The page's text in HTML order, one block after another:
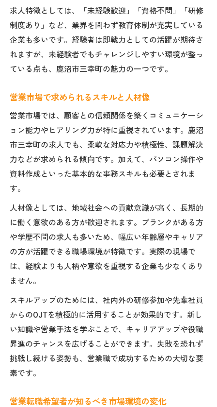
求人特徴としては、「未経験歓迎」「資格不問」「研修
制度あり」など、業界を問わず教育体制が充実している
企業も多いです。経験者は即戦力としての活躍が期待さ
れますが、未経験者でもチャレンジしやすい環境が整っ
ている点も、鹿沼市三幸町の魅力の一つです。
営業市場で求められるスキルと人材像
営業市場では、顧客との信頼関係を築くコミュニケーシ
ョン能力やヒアリング力が特に重視されています。鹿沼
市三幸町の求人でも、柔軟な対応力や積極性、課題解決
力などが求められる傾向です。加えて、パソコン操作や
資料作成といった基本的な事務スキルも必要とされま
す。
人材像としては、地域社会への貢献意識が高く、長期的
に働く意欲のある方が歓迎されます。ブランクがある方
や学歴不問の求人も多いため、幅広い年齢層やキャリア
の方が活躍できる職場環境が特徴です。実際の現場で
は、経験よりも人柄や意欲を重視する企業も少なくあり
ません。
スキルアップのためには、社内外の研修参加や先輩社員
からのOJTを積極的に活用することが効果的です。新し
い知識や営業手法を学ぶことで、キャリアアップや役職
昇進のチャンスを広げることができます。失敗を恐れず
挑戦し続ける姿勢も、営業職で成功するための大切な要
素です。
営業転職希望者が知るべき市場環境の変化